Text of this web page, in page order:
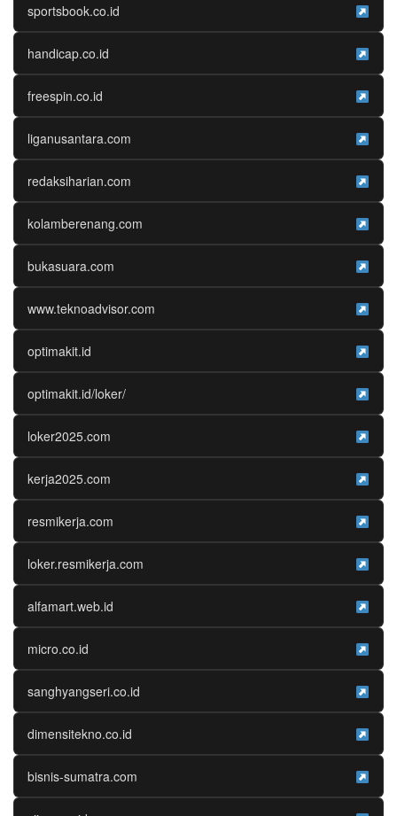
sportsbook.co.id
handicap.co.id
freespin.co.id
liganusantara.com
redaksiharian.com
kolamberenang.com
bukasuara.com
www.teknoadvisor.com
optimakit.id
optimakit.id/loker/
loker2025.com
kerja2025.com
resmikerja.com
loker.resmikerja.com
alfamart.web.id
micro.co.id
sanghyangseri.co.id
dimensitekno.co.id
bisnis-sumatra.com